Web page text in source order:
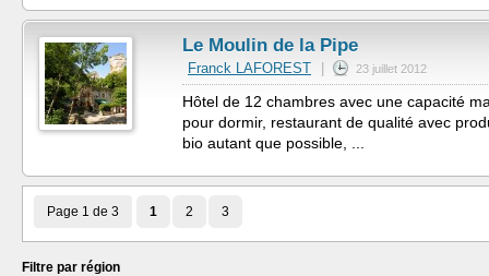
Le Moulin de la Pipe
Franck LAFOREST 23 juillet 2012
Hôtel de 12 chambres avec une capacité
pour dormir, restaurant de qualité avec
bio autant que possible, ...
Page 1 de 3 1 2 3
Filtre par région